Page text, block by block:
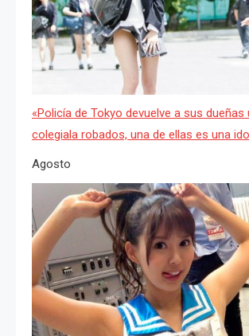
«Policía de Tokyo devuelve a sus
colegiala robados, una de ellas es una
Agosto